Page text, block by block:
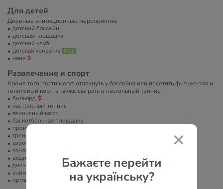
Бажаєте перейти
на українську?
Для детей
Дневные анимационные мероприятия.
детский бассейн
детская площадка
детский клуб
детская кроватка
няня
Развлечение и спорт
Кроме того, гости могут отдохнуть у бассейна или посетить фитнес-зал и
теннисный корт, а также сыграть в настольный теннис.
бильярд
настольный теннис
теннисный корт
баскетбольная площадка
прокат велосипедов
тренажерный зал
аэробика
занятия йогой
водные развлечения
диско-клуб
анимация
организация экскурсий